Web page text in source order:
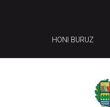
HONI BURUZ